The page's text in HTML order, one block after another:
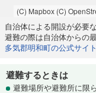
(C) Mapbox (C)
自治体による開設が必要
避難の際は自治体からの
多気郡明和町の公式サイ
避難するときは
避難場所や避難所に限